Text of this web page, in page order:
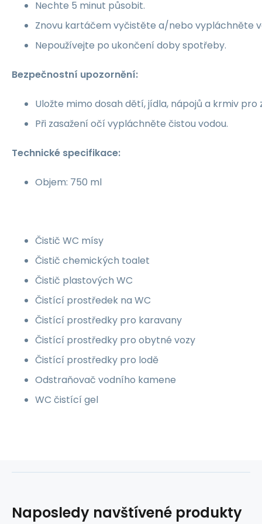
Nechte 5 minut působit.
Znovu kartáčem vyčistěte a/nebo vypláchněte
Nepoužívejte po ukončení doby spotřeby.
Bezpečnostní upozornění:
Uložte mimo dosah dětí, jídla, nápojů a krmiv pro
Při zasažení očí vypláchněte čistou vodou.
Technické specifikace:
Objem: 750 ml
Čistič WC mísy
Čistič chemických toalet
Čistič plastových WC
Čistící prostředek na WC
Čistící prostředky pro karavany
Čistící prostředky pro obytné vozy
Čistící prostředky pro lodě
Odstraňovač vodního kamene
WC čistící gel
Naposledy navštívené produkty